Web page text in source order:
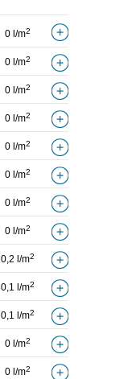
0 l/m2
0 l/m2
0 l/m2
0 l/m2
0 l/m2
0 l/m2
0 l/m2
0 l/m2
0,2 l/m2
0,1 l/m2
0,1 l/m2
0 l/m2
0 l/m2